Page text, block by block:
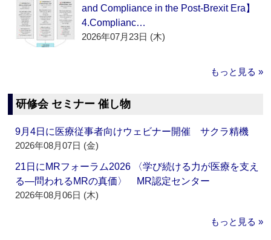
and Compliance in the Post-Brexit Era】
4.Complianc…
2026年07月23日 (木)
もっと見る »
研修会 セミナー 催し物
9月4日に医療従事者向けウェビナー開催 サクラ精機
2026年08月07日 (金)
21日にMRフォーラム2026 〈学び続ける力が医療を支え
る―問われるMRの真価〉 MR認定センター
2026年08月06日 (木)
もっと見る »